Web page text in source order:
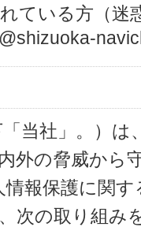
ている方（迷
当社」。）
外の脅威から
情報保護に関
次の取り組み